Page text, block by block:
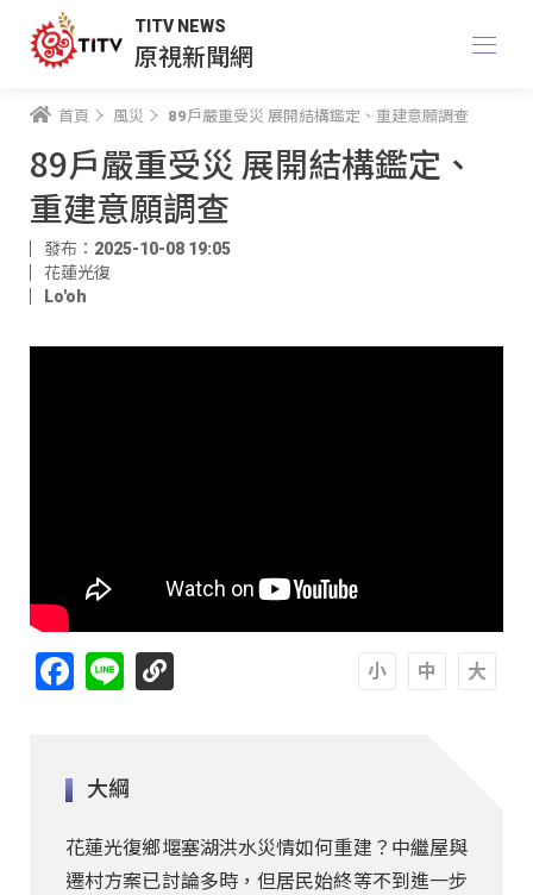
TITV NEWS
原視新聞網
首頁 風災 89戶嚴重受災 展開結構鑑定、重建意願調查
89戶嚴重受災 展開結構鑑定、
重建意願調查
發布：2025-10-08 19:05
花蓮光復
Lo'oh
Facebook
Line
大綱
花蓮光復鄉堰塞湖洪水災情如何重建？中繼屋與
遷村方案已討論多時，但居民始終等不到進一步